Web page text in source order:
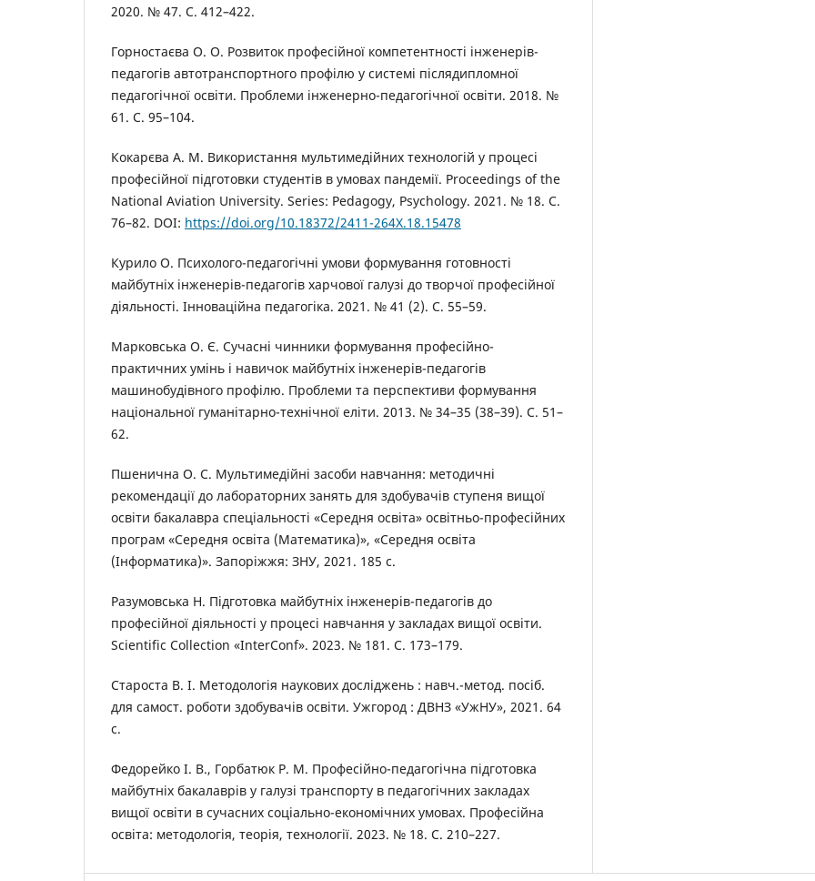
2020. № 47. С. 412–422.
Горностаєва О. О. Розвиток професійної компетентності інженерів-
педагогів автотранспортного профілю у системі післядипломної
педагогічної освіти. Проблеми інженерно-педагогічної освіти. 2018. №
61. С. 95–104.
Кокарєва А. М. Використання мультимедійних технологій у процесі
професійної підготовки студентів в умовах пандемії. Proceedings of the
National Aviation University. Series: Pedagogy, Psychology. 2021. № 18. С.
76–82. DOI: https://doi.org/10.18372/2411-264X.18.15478
Курило О. Психолого-педагогічні умови формування готовності
майбутніх інженерів-педагогів харчової галузі до творчої професійної
діяльності. Інноваційна педагогіка. 2021. № 41 (2). С. 55–59.
Марковська О. Є. Сучасні чинники формування професійно-
практичних умінь і навичок майбутніх інженерів-педагогів
машинобудівного профілю. Проблеми та перспективи формування
національної гуманітарно-технічної еліти. 2013. № 34–35 (38–39). С. 51–
62.
Пшенична О. С. Мультимедійні засоби навчання: методичні
рекомендації до лабораторних занять для здобувачів ступеня вищої
освіти бакалавра спеціальності «Середня освіта» освітньо-професійних
програм «Середня освіта (Математика)», «Середня освіта
(Інформатика)». Запоріжжя: ЗНУ, 2021. 185 с.
Разумовська Н. Підготовка майбутніх інженерів-педагогів до
професійної діяльності у процесі навчання у закладах вищої освіти.
Scientific Collection «InterConf». 2023. № 181. С. 173–179.
Староста В. І. Методологія наукових досліджень : навч.-метод. посіб.
для самост. роботи здобувачів освіти. Ужгород : ДВНЗ «УжНУ», 2021. 64
с.
Федорейко І. В., Горбатюк Р. М. Професійно-педагогічна підготовка
майбутніх бакалаврів у галузі транспорту в педагогічних закладах
вищої освіти в сучасних соціально-економічних умовах. Професійна
освіта: методологія, теорія, технології. 2023. № 18. С. 210–227.